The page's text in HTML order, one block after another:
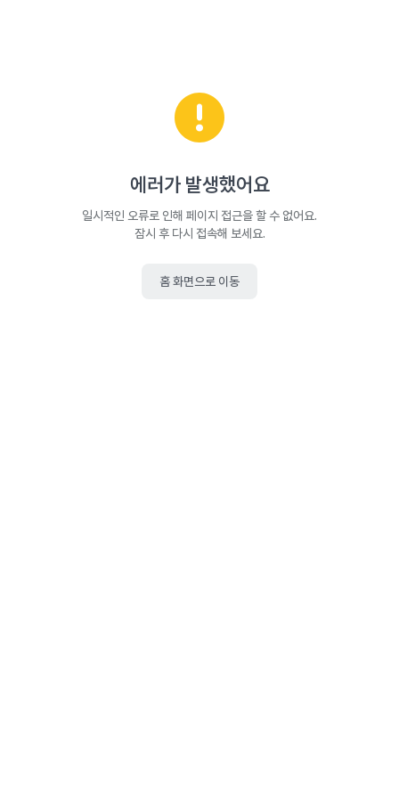
에러가 발생했어요
일시적인 오류로 인해 페이지 접근을 할 수 없어요.
잠시 후 다시 접속해 보세요.
홈 화면으로 이동